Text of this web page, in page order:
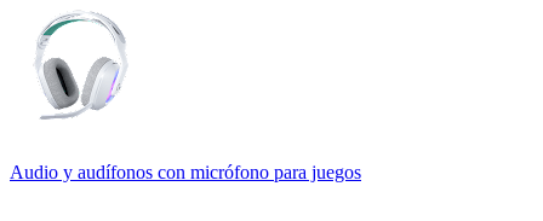
Audio y audífonos con micrófono para juegos